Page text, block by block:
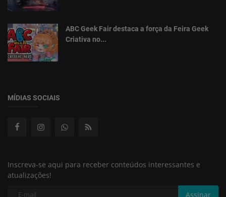
ABC Geek Fair destaca a força da Feira Geek
Criativa no...
MÍDIAS SOCIAIS
Inscreva-se aqui para receber conteúdos interessantes e
atualizações!
Assinar